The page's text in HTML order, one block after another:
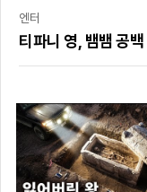
엔터
티파니 영, 뱀뱀 공